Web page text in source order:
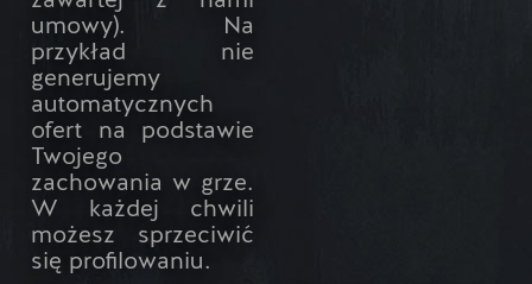
umowy). Na
przykład nie
generujemy
automatycznych
ofert na podstawie
Twojego
zachowania w grze.
W każdej chwili
możesz sprzeciwić
się profilowaniu.